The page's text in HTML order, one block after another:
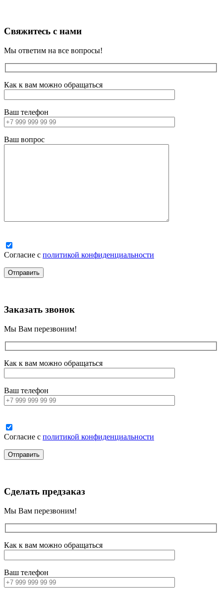
Свяжитесь с нами
Мы ответим на все вопросы!
Как к вам можно обращаться
Ваш телефон
Ваш вопрос
Согласие с политикой конфиденциальности
Заказать звонок
Мы Вам перезвоним!
Как к вам можно обращаться
Ваш телефон
Согласие с политикой конфиденциальности
Сделать предзаказ
Мы Вам перезвоним!
Как к вам можно обращаться
Ваш телефон